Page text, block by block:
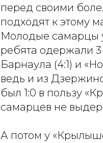
перед своими
подходят к этому
Молодые самарцы
ребята одержали
Барнаула (4:1) и
ведь и из
был 1:0 в пользу
самарцев не
А потом у